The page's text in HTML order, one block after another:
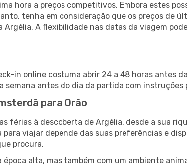
hora a preços competitivos. Embora estes
tenha em consideração que os preços de
Argélia. A flexibilidade nas datas da viagem
in online costuma abrir 24 a 48 horas antes
semana antes do dia da partida com
para Orão
férias à descoberta de Argélia, desde a sua
viajar depende das suas preferências e
procura.
alta, mas também com um ambiente